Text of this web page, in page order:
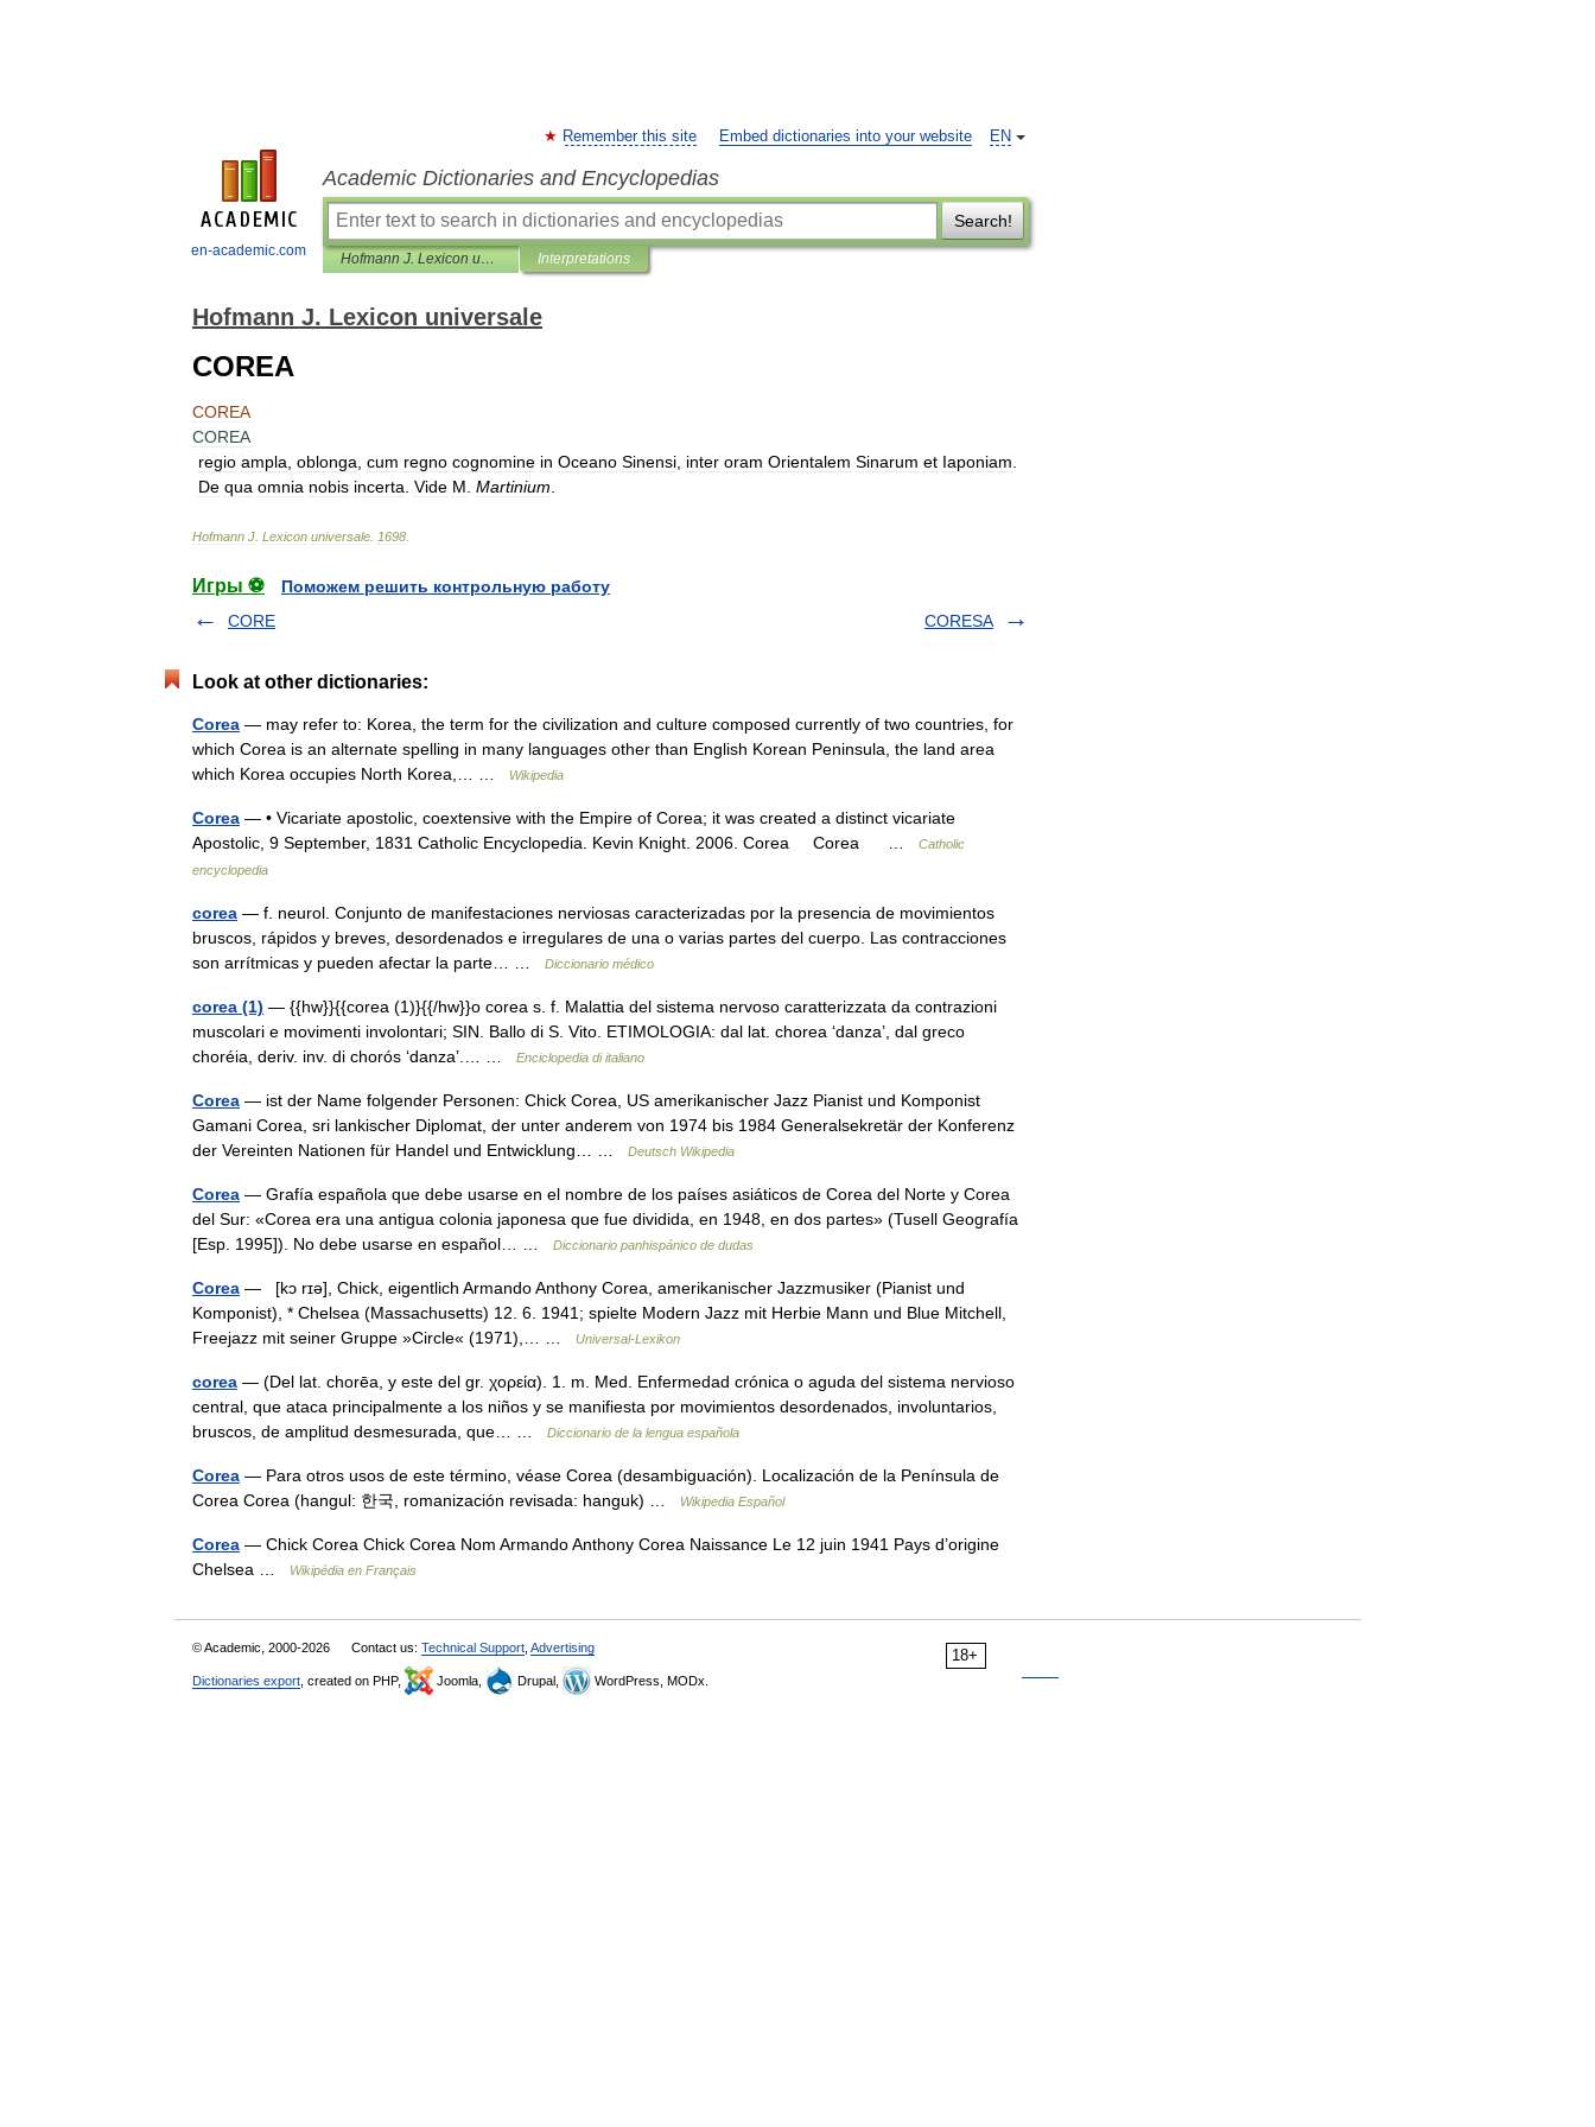
en-academic.com
EN
Remember this site Embed dictionaries into your website
Academic Dictionaries and Encyclopedias
Search!
Hofmann J. Lexicon universale Interpretations
Hofmann J. Lexicon universale
COREA
COREA
COREA
regio ampla oblonga cum regno cognomine in Oceano Sinensi inter oram Orientalem Sinarum et Iaponiam
De qua omnia nobis incerta Vide M Martinium
Hofmann J Lexicon universale 1698
Игры ⚽
Поможем решить контрольную работу
CORE
CORESA
Look at other dictionaries:
Corea — may refer to: Korea, the term for the civilization and culture composed currently of two countries, for
which Corea is an alternate spelling in many languages other than English Korean Peninsula, the land area
which Korea occupies North Korea,… …
Wikipedia
Corea — • Vicariate apostolic, coextensive with the Empire of Corea; it was created a distinct vicariate
Apostolic, 9 September, 1831 Catholic Encyclopedia. Kevin Knight. 2006. Corea Corea …
Catholic
encyclopedia
corea — f. neurol. Conjunto de manifestaciones nerviosas caracterizadas por la presencia de movimientos
bruscos, rápidos y breves, desordenados e irregulares de una o varias partes del cuerpo. Las contracciones
son arrítmicas y pueden afectar la parte… …
Diccionario médico
corea (1) — {{hw}}{{corea (1)}{{/hw}}o corea s. f. Malattia del sistema nervoso caratterizzata da contrazioni
muscolari e movimenti involontari; SIN. Ballo di S. Vito. ETIMOLOGIA: dal lat. chorea ‘danza’, dal greco
choréia, deriv. inv. di chorós ‘danza’.… …
Enciclopedia di italiano
Corea — ist der Name folgender Personen: Chick Corea, US amerikanischer Jazz Pianist und Komponist
Gamani Corea, sri lankischer Diplomat, der unter anderem von 1974 bis 1984 Generalsekretär der Konferenz
der Vereinten Nationen für Handel und Entwicklung… …
Deutsch Wikipedia
Corea — Grafía española que debe usarse en el nombre de los países asiáticos de Corea del Norte y Corea
del Sur: «Corea era una antigua colonia japonesa que fue dividida, en 1948, en dos partes» (Tusell Geografía
[Esp. 1995]). No debe usarse en español… …
Diccionario panhispánico de dudas
Corea — [kɔ rɪə], Chick, eigentlich Armando Anthony Corea, amerikanischer Jazzmusiker (Pianist und
Komponist), * Chelsea (Massachusetts) 12. 6. 1941; spielte Modern Jazz mit Herbie Mann und Blue Mitchell,
Freejazz mit seiner Gruppe »Circle« (1971),… …
Universal-Lexikon
corea — (Del lat. chorēa, y este del gr. χορεία). 1. m. Med. Enfermedad crónica o aguda del sistema nervioso
central, que ataca principalmente a los niños y se manifiesta por movimientos desordenados, involuntarios,
bruscos, de amplitud desmesurada, que… …
Diccionario de la lengua española
Corea — Para otros usos de este término, véase Corea (desambiguación). Localización de la Península de
Corea Corea (hangul: 한국, romanización revisada: hanguk) …
Wikipedia Español
Corea — Chick Corea Chick Corea Nom Armando Anthony Corea Naissance Le 12 juin 1941 Pays d’origine
Chelsea …
Wikipédia en Français
18+
© Academic, 2000-2026 Contact us: Technical Support Advertising
Dictionaries export , created on PHP, Joomla, Drupal, WordPress, MODx.